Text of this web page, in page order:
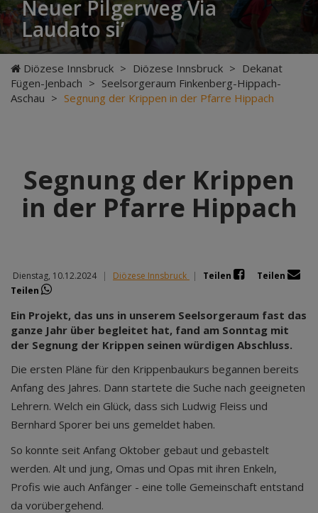
Neuer Pilgerweg Via
Laudato si’
Diözese Innsbruck > Diözese Innsbruck > Dekanat
Fügen-Jenbach > Seelsorgeraum Finkenberg-Hippach-
Aschau > Segnung der Krippen in der Pfarre Hippach
Segnung der Krippen
in der Pfarre Hippach
Dienstag, 10.12.2024 | Diözese Innsbruck | Teilen
Teilen
Teilen
Ein Projekt, das uns in unserem Seelsorgeraum fast das
ganze Jahr über begleitet hat, fand am Sonntag mit
der Segnung der Krippen seinen würdigen Abschluss.
Die ersten Pläne für den Krippenbaukurs begannen bereits
Anfang des Jahres. Dann startete die Suche nach geeigneten
Lehrern. Welch ein Glück, dass sich Ludwig Fleiss und
Bernhard Sporer bei uns gemeldet haben.
So konnte seit Anfang Oktober gebaut und gebastelt
werden. Alt und jung, Omas und Opas mit ihren Enkeln,
Profis wie auch Anfänger - eine tolle Gemeinschaft entstand
da vorübergehend.